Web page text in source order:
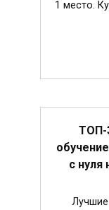
1 место.
ТОП-
с нуля
Лучшие